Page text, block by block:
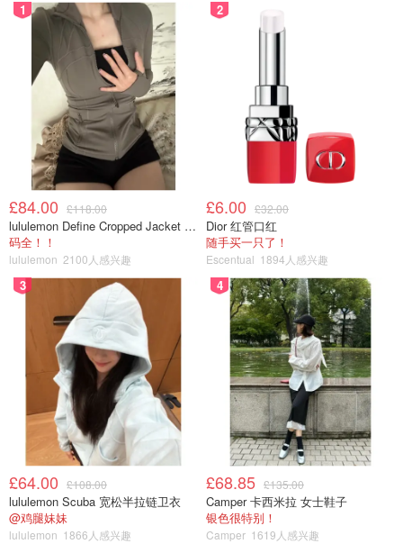
1
£84.00 £118.00
lululemon Define Cropped Jacket Nulu 短款夹克
码全！！
lululemon 2100人感兴趣
2
£6.00 £32.00
Dior 红管口红
随手买一只了！
Escentual 1894人感兴趣
3
£64.00 £108.00
lululemon Scuba 宽松半拉链卫衣
@鸡腿妹妹
lululemon 1866人感兴趣
4
£68.85 £135.00
Camper 卡西米拉 女士鞋子
银色很特别！
Camper 1619人感兴趣